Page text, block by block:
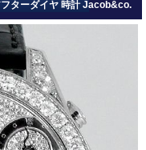
ターダイヤ 時計 Jacob&co.